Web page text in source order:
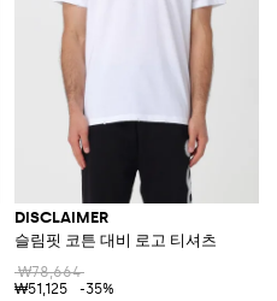
DISCLAIMER
슬림핏 코튼 대비 로고 티셔츠
₩78,664
₩51,125
-35%